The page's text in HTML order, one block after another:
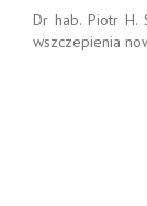
Dr hab. Piotr H.
wszczepienia